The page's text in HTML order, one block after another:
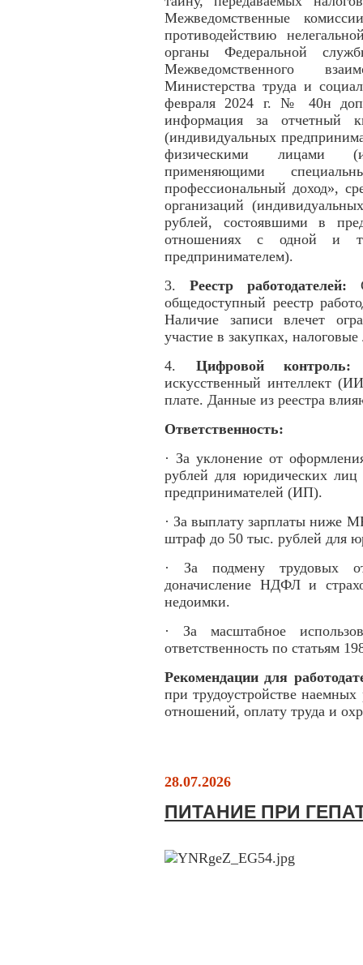
Межведомственные
противодействию
органы Федеральной
Межведомственного
Министерства труда и
февраля 2024 г. № 40н
информация за отчетный
(индивидуальных
физическими лицами
применяющими
профессиональный доход»,
организаций
рублей, состоявшими в
отношениях с одной и
предпринимателем).
3. Реестр работодателей:
общедоступный реестр
Наличие записи влечет
участие в закупках,
4. Цифровой контроль:
искусственный интеллект
плате. Данные из реестра
Ответственность:
· За уклонение от
рублей для юридических
предпринимателей (ИП).
· За выплату зарплаты ниже
штраф до 50 тыс. рублей для
· За подмену трудовых
доначисление НДФЛ и
недоимки.
· За масштабное
ответственность по статьям
Рекомендации для
при трудоустройстве
отношений, оплату труда и
28.07.2026
ПИТАНИЕ ПРИ